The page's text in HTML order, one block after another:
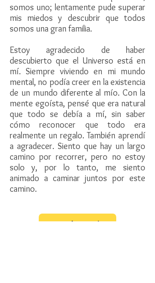
somos uno; lentamente pude superar
mis miedos y descubrir que todos
somos una gran familia.
Estoy agradecido de haber
descubierto que el Universo está en
mí. Siempre viviendo en mi mundo
mental, no podía creer en la existencia
de un mundo diferente al mío. Con la
mente egoísta, pensé que era natural
que todo se debía a mí, sin saber
cómo reconocer que todo era
realmente un regalo. También aprendí
a agradecer. Siento que hay un largo
camino por recorrer, pero no estoy
solo y, por lo tanto, me siento
animado a caminar juntos por este
camino.
Ver el Horario